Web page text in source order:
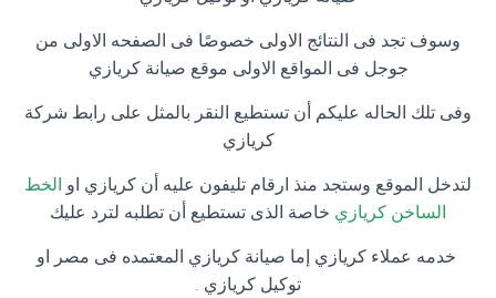
وسوف تجد فى النتائج الاولى خصوصًا فى الصفحه الاولى من
جوجل فى المواقع الاولى موقع صيانة كريازي
وفى تلك الحاله عليكم أن تستطيع النقر بالمثل على رابط شركة
كريازي
لتدخل الموقع وستجد منذ ارقام تليفون عليه أن كريازي او الخط
الساخن كريازي خاصة الذى تستطيع أن تطلبه لترد عليك
خدمه عملاء كريازي إما صيانة كريازي المعتمده فى مصر او
توكيل كريازي .